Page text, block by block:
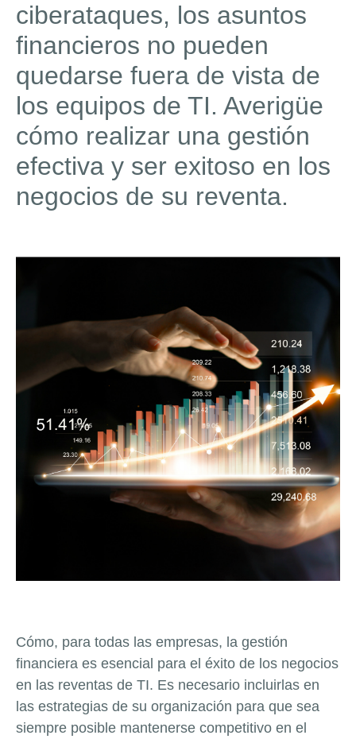
ciberataques, los asuntos
financieros no pueden
quedarse fuera de vista de
los equipos de TI. Averigüe
cómo realizar una gestión
efectiva y ser exitoso en los
negocios de su reventa.
Cómo, para todas las empresas, la gestión
financiera es esencial para el éxito de los negocios
en las reventas de TI. Es necesario incluirlas en
las estrategias de su organización para que sea
siempre posible mantenerse competitivo en el